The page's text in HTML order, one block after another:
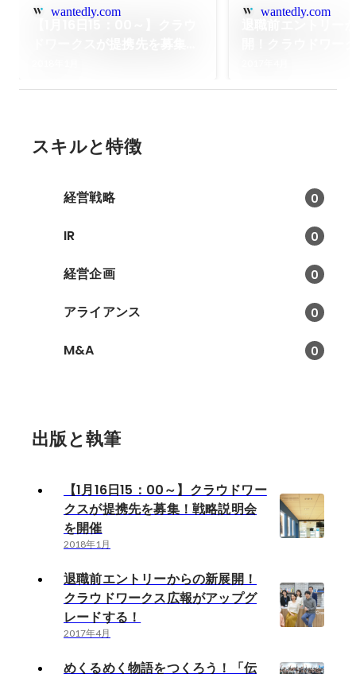
wantedly.com wantedly.com
スキルと特徴
経営戦略 0
IR 0
経営企画 0
アライアンス 0
M&A 0
出版と執筆
【1月16日15：00～】クラウドワー
クスが提携先を募集！戦略説明会
を開催
2018年1月
退職前エントリーからの新展開！
クラウドワークス広報がアップグ
レードする！
2017年4月
めくるめく物語をつくろう！「伝